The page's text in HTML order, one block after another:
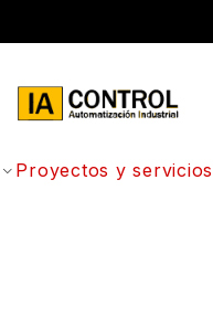
Proyectos y servicios